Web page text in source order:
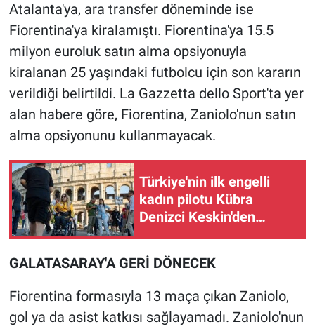
Atalanta'ya, ara transfer döneminde ise
Fiorentina'ya kiralamıştı. Fiorentina'ya 15.5
milyon euroluk satın alma opsiyonuyla
kiralanan 25 yaşındaki futbolcu için son kararın
verildiği belirtildi. La Gazzetta dello Sport'ta yer
alan habere göre, Fiorentina, Zaniolo'nun satın
alma opsiyonunu kullanmayacak.
Türkiye'nin ilk engelli
kadın pilotu Kübra
Denizci Keskin'den
GALATASARAY'A GERİ DÖNECEK
Fiorentina formasıyla 13 maça çıkan Zaniolo,
gol ya da asist katkısı sağlayamadı. Zaniolo'nun
Gün Ortası
Gündem Özel
Günün görüntüsü
Haber
İlan
Kimdir
Koronavirüs
Ne demişti